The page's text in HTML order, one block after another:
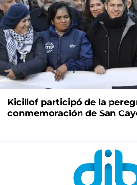
Kicillof participó de la
conmemoración de San